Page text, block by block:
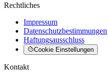
Rechtliches
Impressum
Datenschutzbestimmungen
Haftungsausschluss
Cookie Einstellungen
Kontakt